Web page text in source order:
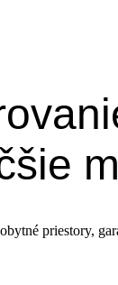
priestory,